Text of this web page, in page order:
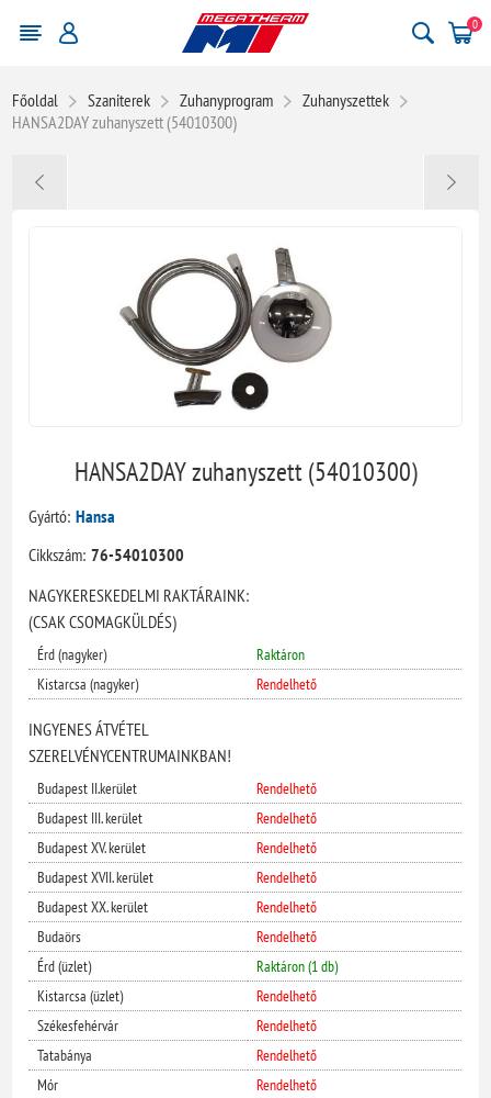
0
Főoldal Szaniterek Zuhanyprogram
Zuhanyszettek
HANSA2DAY zuhanyszett (54010300)
HANSA2DAY zuhanyszett (54010300)
Gyártó: Hansa
Cikkszám: 76-54010300
NAGYKERESKEDELMI RAKTÁRAINK:
(CSAK CSOMAGKÜLDÉS)
Érd (nagyker)
Raktáron
Kistarcsa (nagyker)
Rendelhető
INGYENES ÁTVÉTEL
SZERELVÉNYCENTRUMAINKBAN!
Budapest II.kerület
Rendelhető
Budapest III. kerület
Rendelhető
Budapest XV. kerület
Rendelhető
Budapest XVII. kerület
Rendelhető
Budapest XX. kerület
Rendelhető
Budaörs
Rendelhető
Érd (üzlet)
Raktáron (1 db)
Kistarcsa (üzlet)
Rendelhető
Székesfehérvár
Rendelhető
Tatabánya
Rendelhető
Mór
Rendelhető